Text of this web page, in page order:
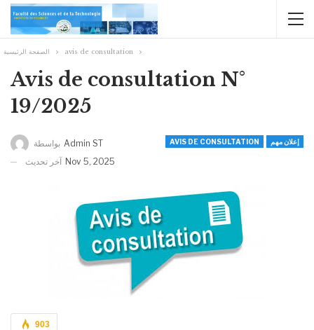
الصفحة الرئيسية avis de consultation
Avis de consultation N°
19/2025
AVIS DE CONSULTATION إعلان مهم
Admin ST
Nov 5, 2025
903